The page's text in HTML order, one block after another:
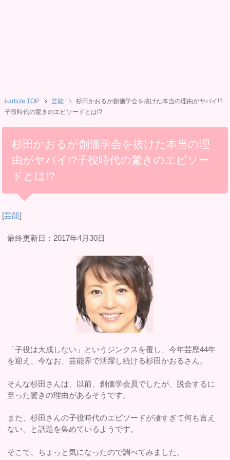
i-article TOP 芸能
杉田かおるが創価学会を抜けた本当の理由がヤバイ!?
子役時代の驚きのエピソードとは!?
杉田かおるが創価学会を抜けた本当の理
由がヤバイ!?子役時代の驚きのエピソー
ドとは!?
[芸能]
最終更新日：2017年4月30日
「子役は大成しない」というジンクスを覆し、今年芸歴44年
を迎え、今なお、芸能界で活躍し続ける杉田かおるさん。
そんな杉田さんは、以前、創価学会員でしたが、脱会するに
至った驚きの理由があるそうです。
また、杉田さんの子役時代のエピソードが凄すぎて何も言え
ない、と話題を集めているようです。
そこで、ちょっと気になったので調べてみました。